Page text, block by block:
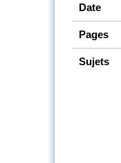
Date
Pages
Sujets